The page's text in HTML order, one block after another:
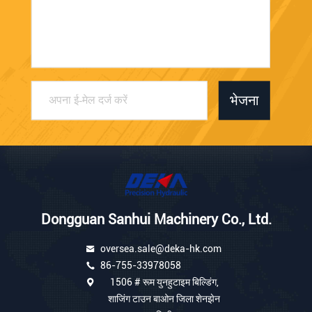
भेजना
Dongguan Sanhui Machinery Co., Ltd.
oversea.sale@deka-hk.com
86-755-33978058
1506 # रूम युनहुटाइम बिल्डिंग,
शाजिंग टाउन बाओन जिला शेनझेन